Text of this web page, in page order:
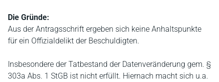
Die Gründe:
Aus der Antragsschrift ergeben sich keine Anhaltspunkte
für ein Offizialdelikt der Beschuldigten.
Insbesondere der Tatbestand der Datenveränderung gem. §
303a Abs. 1 StGB ist nicht erfüllt. Hiernach macht sich u.a.